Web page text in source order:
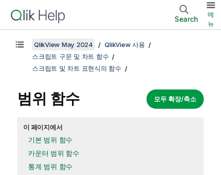
Search
메
뉴
QlikView May 2024
QlikView 사용
스크립트 구문 및 차트 함수
스크립트 및 차트 표현식의 함수
모두 확장/축소
범위 함수
이 페이지에서
기본 범위 함수
카운터 범위 함수
통계 범위 함수